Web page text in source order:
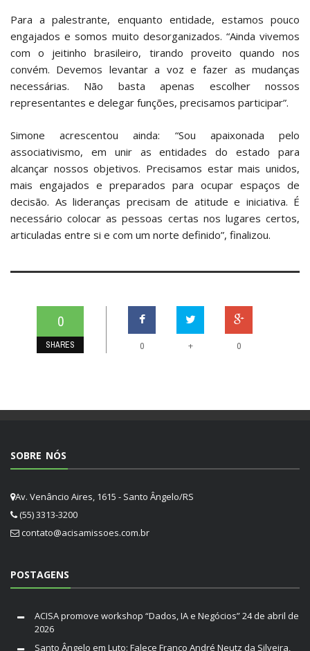
Para a palestrante, enquanto entidade, estamos pouco
engajados e somos muito desorganizados. “Ainda vivemos
com o jeitinho brasileiro, tirando proveito quando nos
convém. Devemos levantar a voz e fazer as mudanças
necessárias. Não basta apenas escolher nossos
representantes e delegar funções, precisamos participar”.
Simone acrescentou ainda: “Sou apaixonada pelo
associativismo, em unir as entidades do estado para
alcançar nossos objetivos. Precisamos estar mais unidos,
mais engajados e preparados para ocupar espaços de
decisão. As lideranças precisam de atitude e iniciativa. É
necessário colocar as pessoas certas nos lugares certos,
articuladas entre si e com um norte definido”, finalizou.
0
SHARES 0 + 0
SOBRE NÓS
Av. Venâncio Aires, 1615 - Santo Ângelo/RS
(55) 3313-3200
contato@acisamissoes.com.br
POSTAGENS
ACISA promove workshop “Dados, IA e Negócios”24 de abril de
2026
Santo Ângelo em Luto: Falece Franco André Neutz da Silveira,